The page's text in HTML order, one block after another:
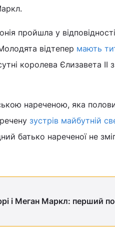
пройшла у
відтепер мають
королева Єлизавета ІІ
нареченою, яка
зустрів майбутній
батько нареченої не
і Меган Маркл: перший